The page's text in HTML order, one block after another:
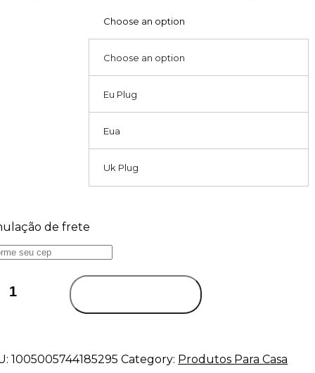
Choose an option
Choose an option
Eu Plug
Eua
Uk Plug
de frete
1005005744185295 Category: Produtos Para Casa